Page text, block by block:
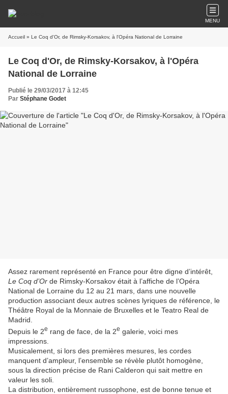
MENU
Accueil » Le Coq d'Or, de Rimsky-Korsakov, à l'Opéra National de Lorraine
Le Coq d'Or, de Rimsky-Korsakov, à l'Opéra
National de Lorraine
Publié le 29/03/2017 à 12:45
Par Stéphane Godet
Assez rarement représenté en France pour être digne d’intérêt,
Le Coq d’Or de Rimsky-Korsakov était à l’affiche de l’Opéra
National de Lorraine du 12 au 21 mars, dans une nouvelle
production associant deux autres scènes lyriques de référence, le
Théâtre Royal de la Monnaie de Bruxelles et le Teatro Real de
Madrid.
Depuis le 2e rang de face, de la 2e galerie, voici mes
impressions.
Musicalement, si lors des premières mesures, les cordes
manquent d’ampleur, l’ensemble se révèle plutôt homogène,
sous la direction précise de Rani Calderon qui sait mettre en
valeur les soli.
La distribution, entièrement russophone, est de bonne tenue et